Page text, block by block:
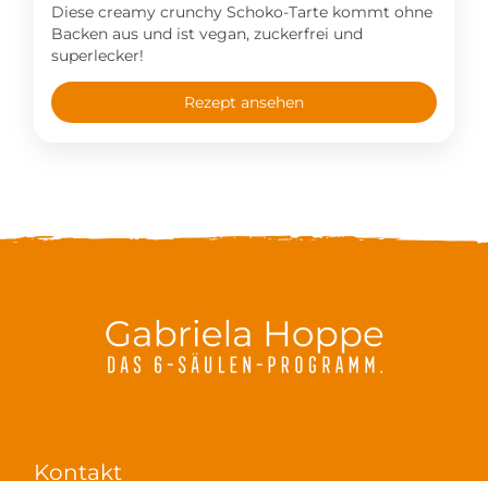
Diese creamy crunchy Schoko-Tarte kommt ohne
Backen aus und ist vegan, zuckerfrei und
superlecker!
Rezept ansehen
Kontakt